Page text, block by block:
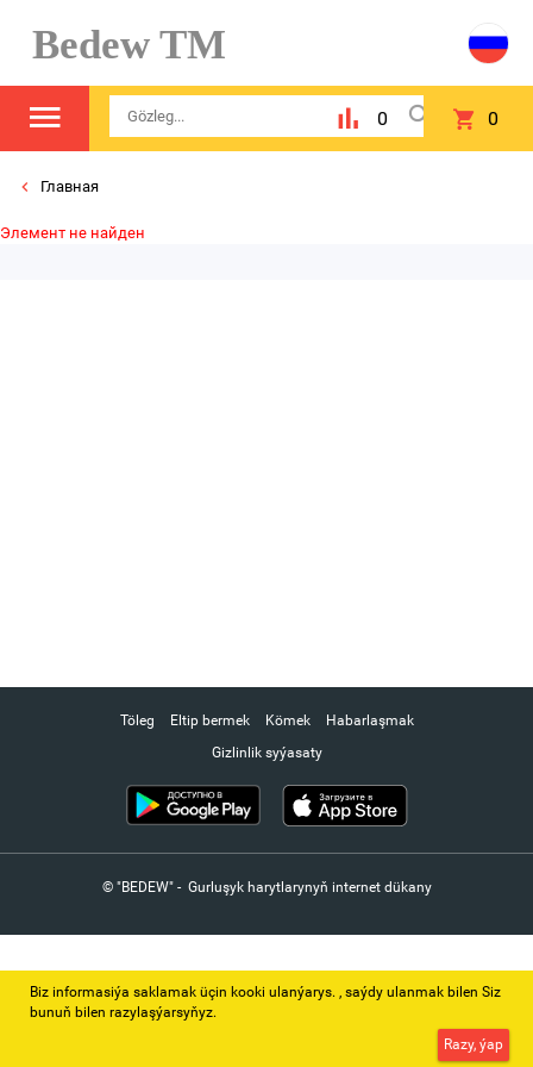
Bedew TM
0 0
Главная
Элемент не найден
Töleg Eltip bermek Kömek
Habarlaşmak
Gizlinlik syýasaty
© "BEDEW" - Gurluşyk harytlarynyň internet dükany
Biz informasiýa saklamak üçin kooki ulanýarys. ‚ saýdy ulanmak bilen Siz
bunuň bilen razylaşýarsyňyz.
Razy, ýap